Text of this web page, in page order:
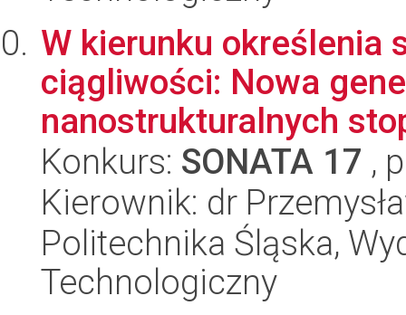
W kierunku określenia
ciągliwości: Nowa
nanostrukturalnych
Konkurs: SONATA 17 ,
Kierownik: dr
Politechnika Śląska,
Technologiczny